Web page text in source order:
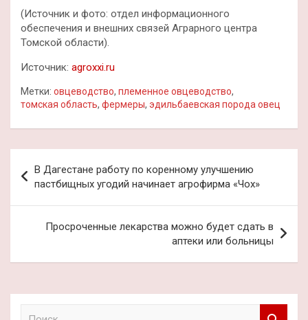
(Источник и фото: отдел информационного
обеспечения и внешних связей Аграрного центра
Томской области).
Источник: agroxxi.ru
Метки: овцеводство, племенное овцеводство,
томская область, фермеры, эдильбаевская порода овец
по
записям
В Дагестане работу по коренному улучшению
пастбищных угодий начинает агрофирма «Чох»
Просроченные лекарства можно будет сдать в
аптеки или больницы